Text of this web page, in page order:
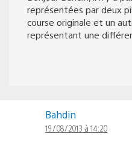
représentées par deux
course originale et un
représentant une
Bahdin
19/08/2013 à 14:20